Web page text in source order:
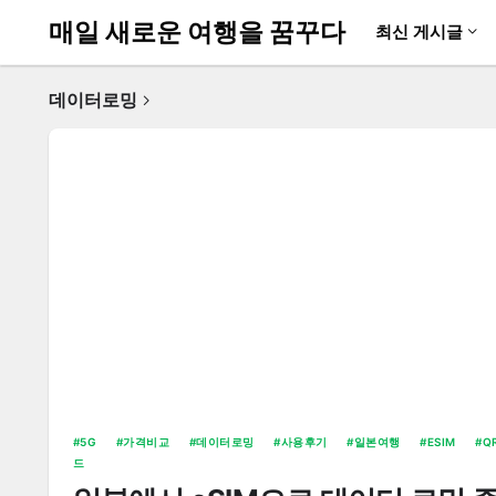
매일 새로운 여행을 꿈꾸다 최신 게시글
데이터로밍
5G 가격비교 데이터로밍 사용후기 일본여행 ESIM
드